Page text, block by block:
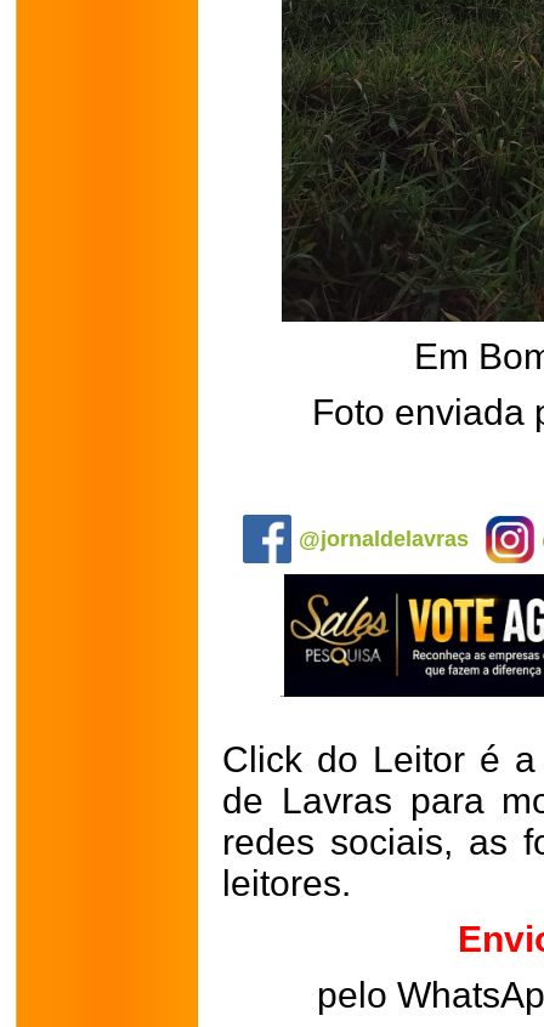
Em
Foto enviada
@jornaldelavras
Click do Leitor é
de Lavras para
redes sociais, as
leitores.
pelo